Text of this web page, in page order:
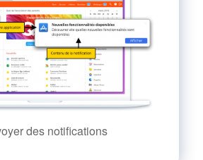
des notifications